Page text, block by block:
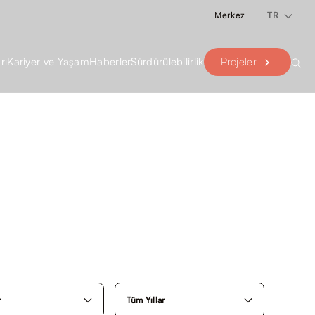
Merkez TR
Kariyer ve YaşamHaberlerSürdürülebilirlik Projeler
Tüm Yıllar